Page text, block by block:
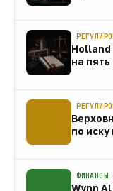
Holland
на пять
по
ФИНАНСЫ
Wynn